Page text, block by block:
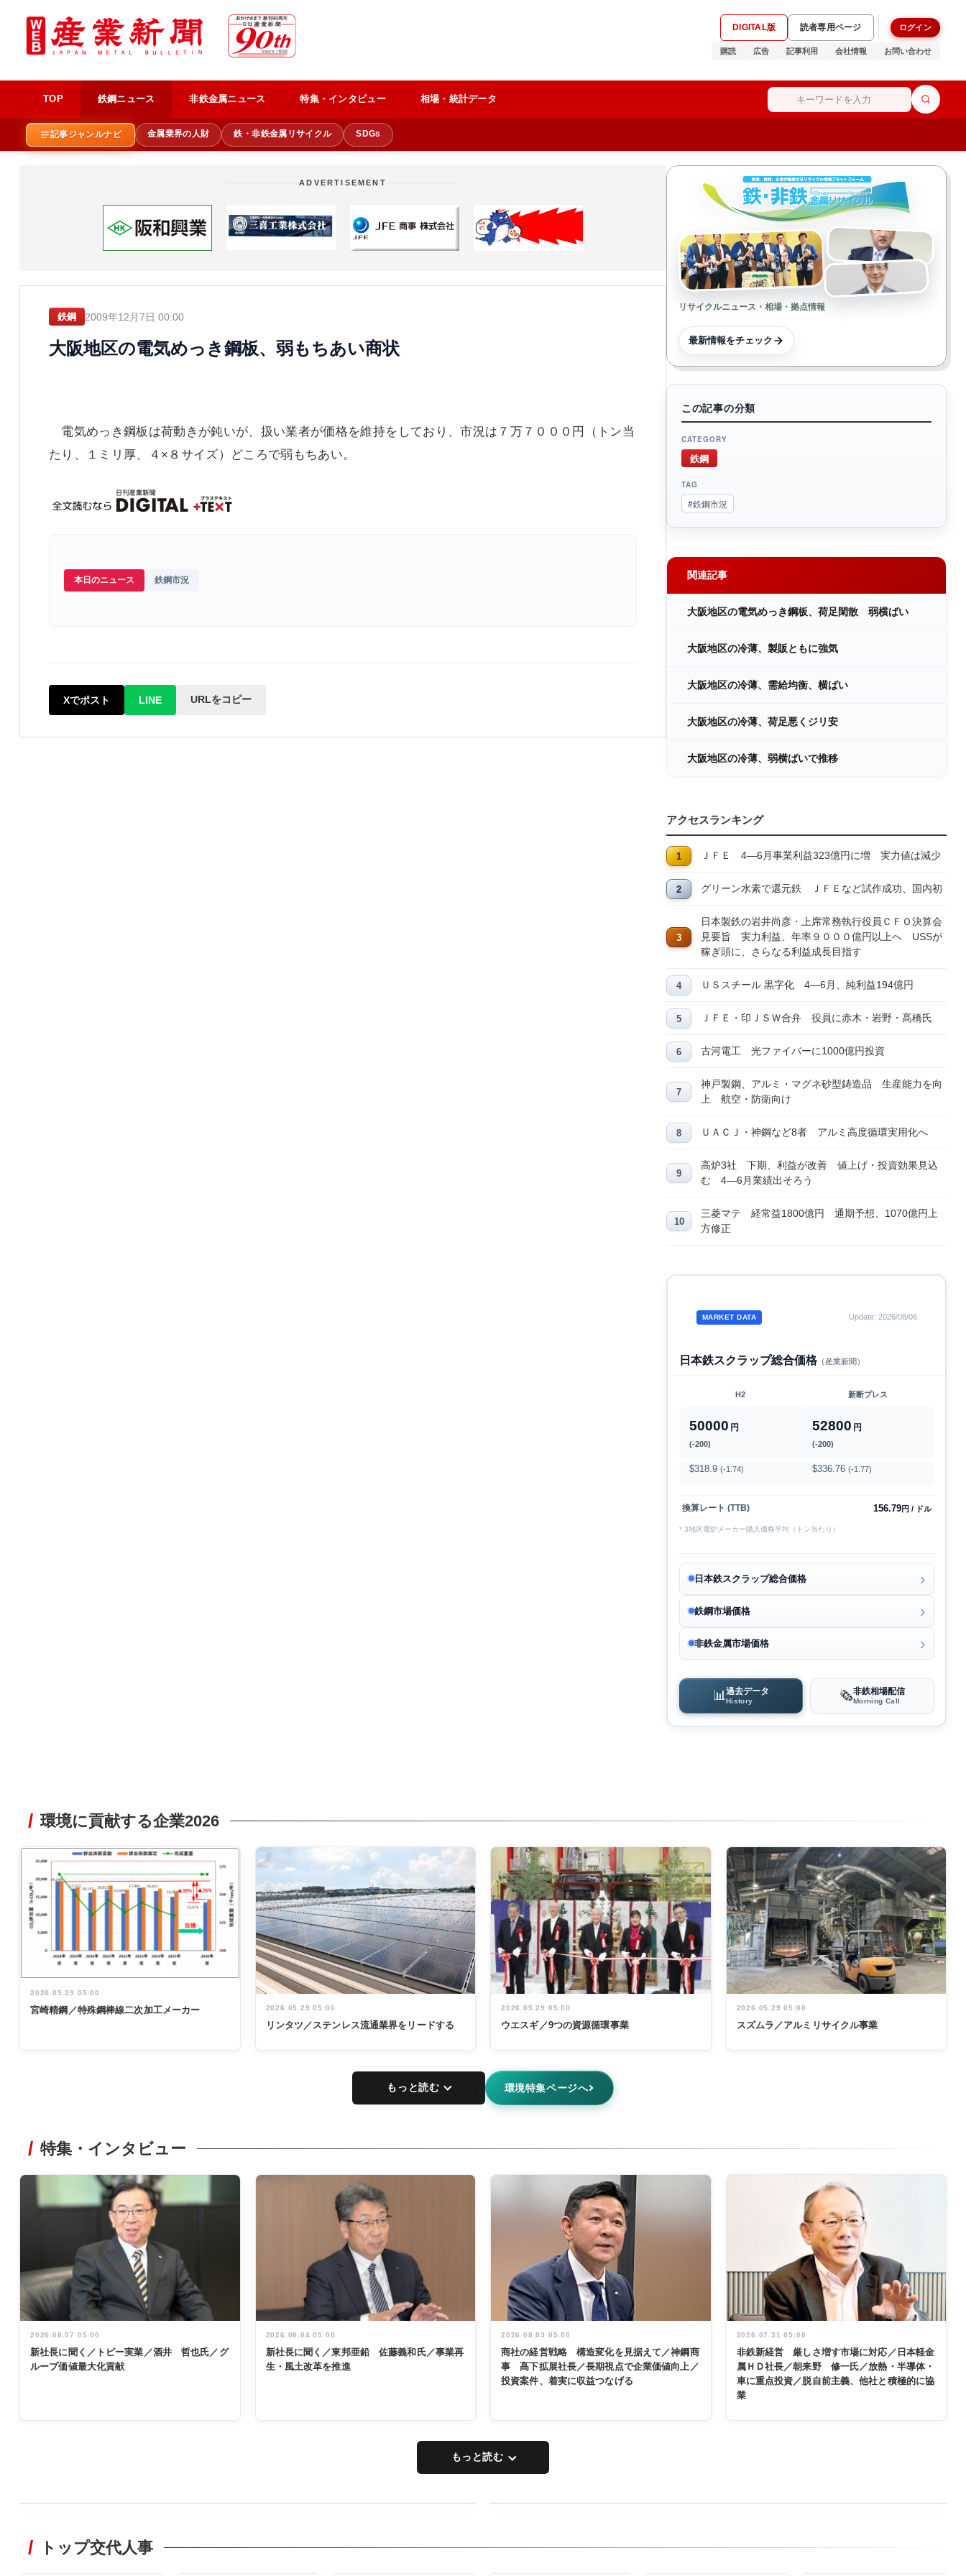
DIGITAL版 読者専用ページ ログイン
購読 広告 記事利用 会社情報 お問い合わせ
TOP 鉄鋼ニュース 非鉄金属ニュース 特集・インタビュー 相場・統計データ
記事ジャンルナビ 金属業界の人財 鉄・非鉄金属リサイクル SDGs
ADVERTISEMENT
鉄鋼 2009年12月7日 00:00
大阪地区の電気めっき鋼板、弱もちあい商状
電気めっき鋼板は荷動きが鈍いが、扱い業者が価格を維持をしており、市況は７万７０００円（トン当
たり、１ミリ厚、４×８サイズ）どころで弱もちあい。
本日のニュース 鉄鋼市況
Xでポスト LINE URLをコピー
リサイクルニュース・相場・拠点情報
最新情報をチェック
この記事の分類
CATEGORY
鉄鋼
TAG
#鉄鋼市況
関連記事
大阪地区の電気めっき鋼板、荷足閑散 弱横ばい
大阪地区の冷薄、製販ともに強気
大阪地区の冷薄、需給均衡、横ばい
大阪地区の冷薄、荷足悪くジリ安
大阪地区の冷薄、弱横ばいで推移
アクセスランキング
ＪＦＥ 4―6月事業利益323億円に増 実力値は減少
グリーン水素で還元鉄 ＪＦＥなど試作成功、国内初
日本製鉄の岩井尚彦・上席常務執行役員ＣＦＯ決算会
見要旨 実力利益、年率９０００億円以上へ USSが
稼ぎ頭に、さらなる利益成長目指す
ＵＳスチール 黒字化 4―6月、純利益194億円
ＪＦＥ・印ＪＳＷ合弁 役員に赤木・岩野・髙橋氏
古河電工 光ファイバーに1000億円投資
神戸製鋼、アルミ・マグネ砂型鋳造品 生産能力を向
上 航空・防衛向け
ＵＡＣＪ・神鋼など8者 アルミ高度循環実用化へ
高炉3社 下期、利益が改善 値上げ・投資効果見込
む 4―6月業績出そろう
三菱マテ 経常益1800億円 通期予想、1070億円上
方修正
MARKET DATA Update: 2026/08/06
日本鉄スクラップ総合価格（産業新聞）
H2 新断プレス
50000 円
(-200)
52800 円
(-200)
$318.9 (-1.74) $336.76 (-1.77)
換算レート (TTB) 156.79円 / ドル
* 3地区電炉メーカー購入価格平均（トン当たり）
日本鉄スクラップ総合価格
鉄鋼市場価格
非鉄金属市場価格
📊 過去データ
History 🗞️非鉄相場配信
Morning Call
環境に貢献する企業2026
2026.05.29 05:00
宮崎精鋼／特殊鋼棒線二次加工メーカー 2026.05.29 05:00
リンタツ／ステンレス流通業界をリードする
2026.05.29 05:00
ウエスギ／9つの資源循環事業
2026.05.29 05:00
スズムラ／アルミリサイクル事業
もっと読む 環境特集ページへ
特集・インタビュー
2026.08.07 05:00
新社長に聞く／トピー実業／酒井 哲也氏／グ
ループ価値最大化貢献
2026.08.04 05:00
新社長に聞く／東邦亜鉛 佐藤義和氏／事業再
生・風土改革を推進
2026.08.03 05:00
商社の経営戦略 構造変化を見据えて／神鋼商
事 髙下拡展社長／長期視点で企業価値向上／
投資案件、着実に収益つなげる
2026.07.31 05:00
非鉄新経営 厳しさ増す市場に対応／日本軽金
属ＨＤ社長／朝来野 修一氏／放熱・半導体・
車に重点投資／脱自前主義、他社と積極的に協
業
もっと読む
非鉄業界で
トップ交代人事